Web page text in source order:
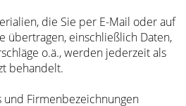
die Sie per E-Mail oder auf
übertragen, einschließlich Daten,
o.ä., werden jederzeit als
behandelt.
und Firmenbezeichnungen